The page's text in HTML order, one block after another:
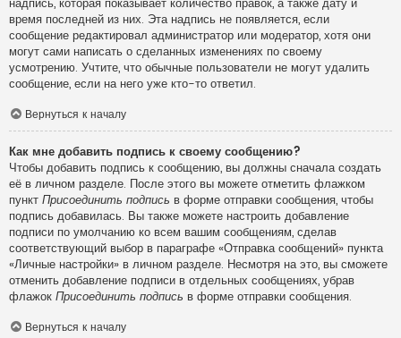
надпись, которая показывает количество правок, а также дату и
время последней из них. Эта надпись не появляется, если
сообщение редактировал администратор или модератор, хотя они
могут сами написать о сделанных изменениях по своему
усмотрению. Учтите, что обычные пользователи не могут удалить
сообщение, если на него уже кто-то ответил.
Вернуться к началу
Как мне добавить подпись к своему сообщению?
Чтобы добавить подпись к сообщению, вы должны сначала создать
её в личном разделе. После этого вы можете отметить флажком
пункт Присоединить подпись в форме отправки сообщения, чтобы
подпись добавилась. Вы также можете настроить добавление
подписи по умолчанию ко всем вашим сообщениям, сделав
соответствующий выбор в параграфе «Отправка сообщений» пункта
«Личные настройки» в личном разделе. Несмотря на это, вы сможете
отменить добавление подписи в отдельных сообщениях, убрав
флажок Присоединить подпись в форме отправки сообщения.
Вернуться к началу